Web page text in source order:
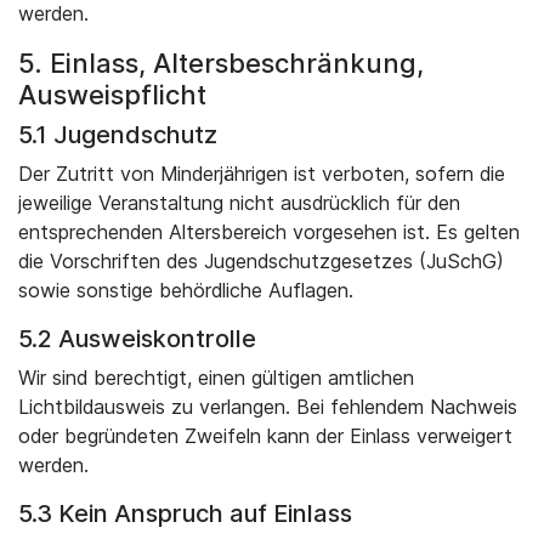
werden.
5. Einlass, Altersbeschränkung,
Ausweispflicht
5.1 Jugendschutz
Der Zutritt von Minderjährigen ist verboten, sofern die
jeweilige Veranstaltung nicht ausdrücklich für den
entsprechenden Altersbereich vorgesehen ist. Es gelten
die Vorschriften des Jugendschutzgesetzes (JuSchG)
sowie sonstige behördliche Auflagen.
5.2 Ausweiskontrolle
Wir sind berechtigt, einen gültigen amtlichen
Lichtbildausweis zu verlangen. Bei fehlendem Nachweis
oder begründeten Zweifeln kann der Einlass verweigert
werden.
5.3 Kein Anspruch auf Einlass